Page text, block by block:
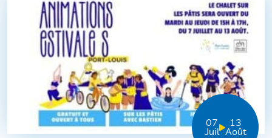
07
Juil
13
Août